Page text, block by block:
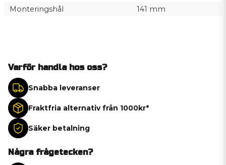
Monteringshål
141 mm
Varför handla hos oss?
Snabba leveranser
Fraktfria alternativ från 1000kr*
Säker betalning
Några frågetecken?